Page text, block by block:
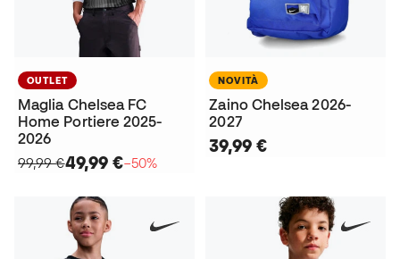
OUTLET
Maglia Chelsea FC
Home Portiere 2025-
2026
99,99 €49,99 €−50%
NOVITÀ
Zaino Chelsea 2026-
2027
39,99 €